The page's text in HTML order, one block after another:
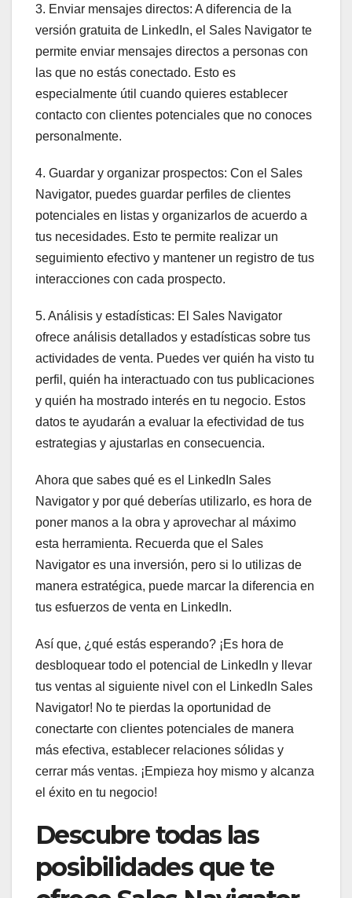
3. Enviar mensajes directos: A diferencia de la
versión gratuita de LinkedIn, el Sales Navigator te
permite enviar mensajes directos a personas con
las que no estás conectado. Esto es
especialmente útil cuando quieres establecer
contacto con clientes potenciales que no conoces
personalmente.
4. Guardar y organizar prospectos: Con el Sales
Navigator, puedes guardar perfiles de clientes
potenciales en listas y organizarlos de acuerdo a
tus necesidades. Esto te permite realizar un
seguimiento efectivo y mantener un registro de tus
interacciones con cada prospecto.
5. Análisis y estadísticas: El Sales Navigator
ofrece análisis detallados y estadísticas sobre tus
actividades de venta. Puedes ver quién ha visto tu
perfil, quién ha interactuado con tus publicaciones
y quién ha mostrado interés en tu negocio. Estos
datos te ayudarán a evaluar la efectividad de tus
estrategias y ajustarlas en consecuencia.
Ahora que sabes qué es el LinkedIn Sales
Navigator y por qué deberías utilizarlo, es hora de
poner manos a la obra y aprovechar al máximo
esta herramienta. Recuerda que el Sales
Navigator es una inversión, pero si lo utilizas de
manera estratégica, puede marcar la diferencia en
tus esfuerzos de venta en LinkedIn.
Así que, ¿qué estás esperando? ¡Es hora de
desbloquear todo el potencial de LinkedIn y llevar
tus ventas al siguiente nivel con el LinkedIn Sales
Navigator! No te pierdas la oportunidad de
conectarte con clientes potenciales de manera
más efectiva, establecer relaciones sólidas y
cerrar más ventas. ¡Empieza hoy mismo y alcanza
el éxito en tu negocio!
Descubre todas las
posibilidades que te